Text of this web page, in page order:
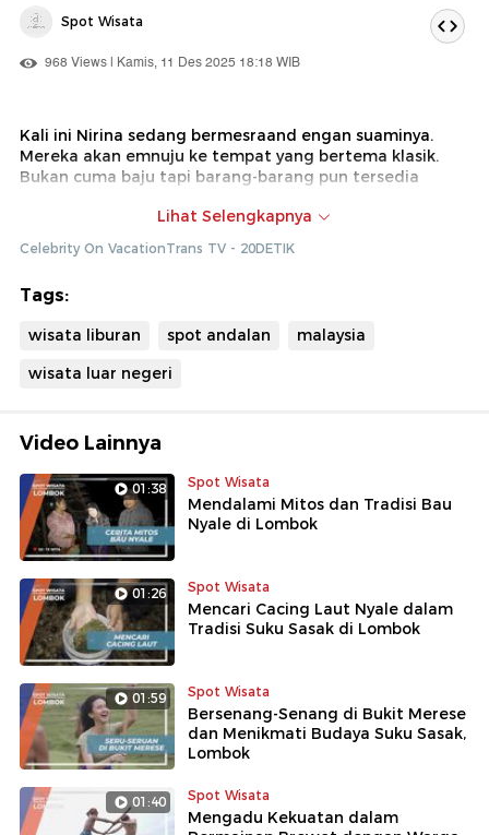
Spot Wisata
968 Views | Kamis, 11 Des 2025 18:18 WIB
Kali ini Nirina sedang bermesraand engan suaminya.
Mereka akan emnuju ke tempat yang bertema klasik.
Bukan cuma baju tapi barang-barang pun tersedia
Dok : Celebrity on Vacation Trans TV (Diki)
Lihat Selengkapnya
Celebrity On VacationTrans TV - 20DETIK
Tags:
wisata liburan spot andalan
malaysia
wisata luar negeri
Video Lainnya
01:38 Spot Wisata
Mendalami Mitos dan Tradisi Bau
Nyale di Lombok
01:26 Spot Wisata
Mencari Cacing Laut Nyale dalam
Tradisi Suku Sasak di Lombok
01:59 Spot Wisata
Bersenang-Senang di Bukit Merese
dan Menikmati Budaya Suku Sasak,
Lombok
01:40 Spot Wisata
Mengadu Kekuatan dalam